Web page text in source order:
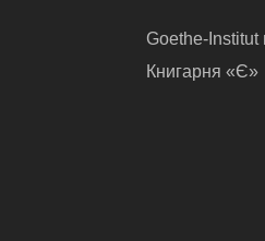
Goethe-Institut
Книгарня «Є»